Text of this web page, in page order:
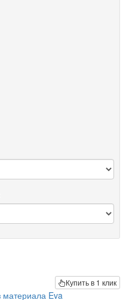
Купить в 1 клик